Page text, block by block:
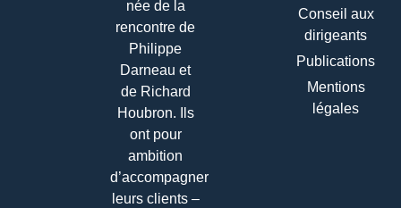
née de la
rencontre de
Philippe
Darneau et
de Richard
Houbron. Ils
ont pour
ambition
d’accompagner
leurs clients –
Conseil aux
dirigeants
Publications
Mentions
légales